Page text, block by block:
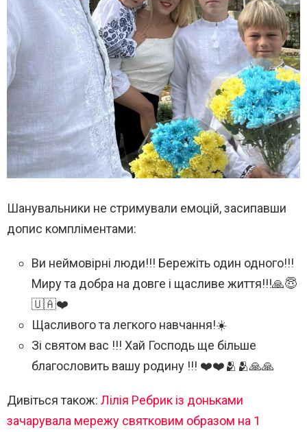
Шанувальники не стримували емоцій, засипавши
допис компліментами:
Ви неймовірні люди!!! Бережіть один одного!!!
Миру та добра на довге і щасливе життя!!!🙏😇
🇺🇦❤️
Щасливого та легкого навчання!☀️
Зі святом вас !!! Хай Господь ще більше
благословить вашу родину !!! ❤️❤️🫂🫂🙏🙏
Дивіться також: Лілія Ребрик із доньками
зачарувала мережу святковим образом на 1